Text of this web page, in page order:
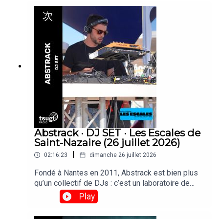
d’affiche, Ultrabruma, duo composé de Brenda &
María Manuela, originaire de Colombie, on fait
leurs toute première apparition à Paris et sont
passées faire un set derrière les platines de
Tsugi Radio.
Abstrack · DJ SET · Les Escales de
Saint-Nazaire (26 juillet 2026)
02:16:23 dimanche 26 juillet 2026
Fondé à Nantes en 2011, Abstrack est bien plus
qu’un collectif de DJs : c’est un laboratoire de
création qui explore la fête comme une œuvre
d’art totale. Musique, scénographie et graphisme
y convergent pour transformer chaque événement
Play